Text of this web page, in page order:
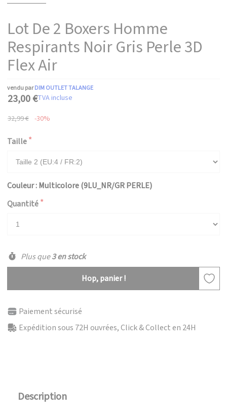
Lot De 2 Boxers Homme
Respirants Noir Gris Perle 3D
Flex Air
vendu parDIM OUTLET TALANGE
23,00 €TVA incluse
32,99 € -30%
Taille
Couleur : Multicolore (9LU_NR/GR PERLE)
Quantité
Plus que3 en stock
Hop, panier !
Paiement sécurisé
Expédition sous 72H ouvrées, Click & Collect en 24H
Description